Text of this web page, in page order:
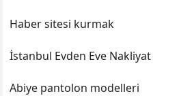
Haber sitesi kurmak
İstanbul Evden Eve Nakliyat
Abiye pantolon modelleri